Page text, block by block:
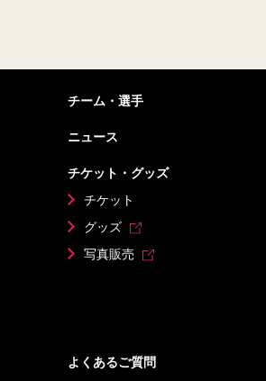
チーム・選手
ニュース
チケット・グッズ
チケット
グッズ
写真販売
よくあるご質問